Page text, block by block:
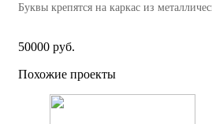
Буквы крепятся на каркас из
50000 руб.
Похожие проекты